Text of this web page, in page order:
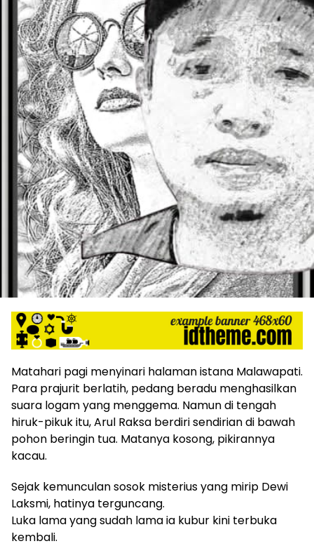
Matahari pagi menyinari halaman istana Malawapati.
Para prajurit berlatih, pedang beradu menghasilkan
suara logam yang menggema. Namun di tengah
hiruk-pikuk itu, Arul Raksa berdiri sendirian di bawah
pohon beringin tua. Matanya kosong, pikirannya
kacau.
Sejak kemunculan sosok misterius yang mirip Dewi
Laksmi, hatinya terguncang.
Luka lama yang sudah lama ia kubur kini terbuka
kembali.